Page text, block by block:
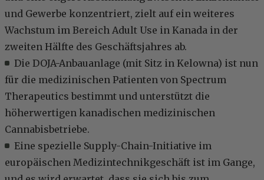
und Gewerbe konzentriert, zielt auf ein weiteres
Wachstum im Bereich Adult Use in Kanada in der
zweiten Hälfte des Geschäftsjahres ab.
Die DOJA-Anbauanlage (mit Sitz in Kelowna) ist nun
für die medizinischen Patienten von Spectrum
Therapeutics bestimmt und unterstützt die
höherwertigen kanadischen medizinischen
Cannabisbetriebe.
Eine spezielle Supply-Chain-Initiative im
europäischen Medizintechnikgeschäft ist im Gange,